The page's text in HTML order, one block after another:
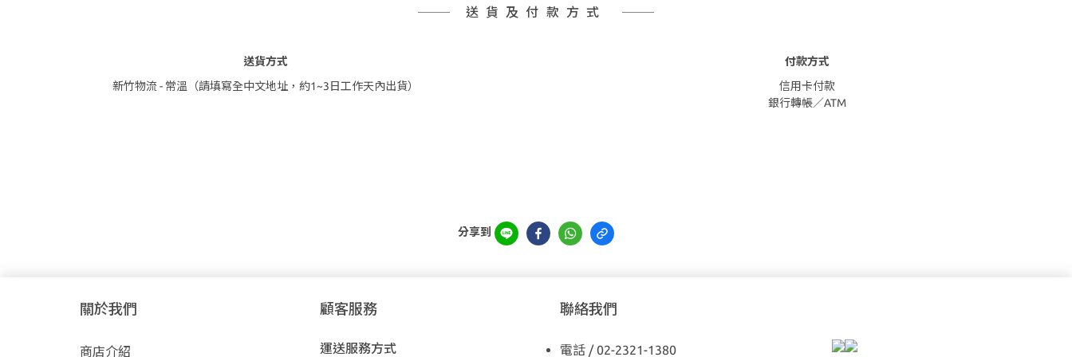
送貨及付款方式
送貨方式
新竹物流 - 常溫（請填寫全中文地址，約1~3日工作天內出貨）
付款方式
信用卡付款
銀行轉帳／ATM
分享到
關於我們
商店介紹
顧客服務
運送服務方式
聯絡我們
電話 / 02-2321-1380